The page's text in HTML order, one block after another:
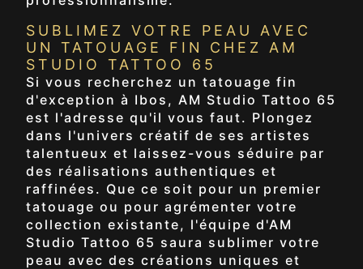
SUBLIMEZ VOTRE PEAU AVEC
UN TATOUAGE FIN CHEZ AM
STUDIO TATTOO 65
Si vous recherchez un tatouage fin
d'exception à Ibos, AM Studio Tattoo 65
est l'adresse qu'il vous faut. Plongez
dans l'univers créatif de ses artistes
talentueux et laissez-vous séduire par
des réalisations authentiques et
raffinées. Que ce soit pour un premier
tatouage ou pour agrémenter votre
collection existante, l'équipe d'AM
Studio Tattoo 65 saura sublimer votre
peau avec des créations uniques et